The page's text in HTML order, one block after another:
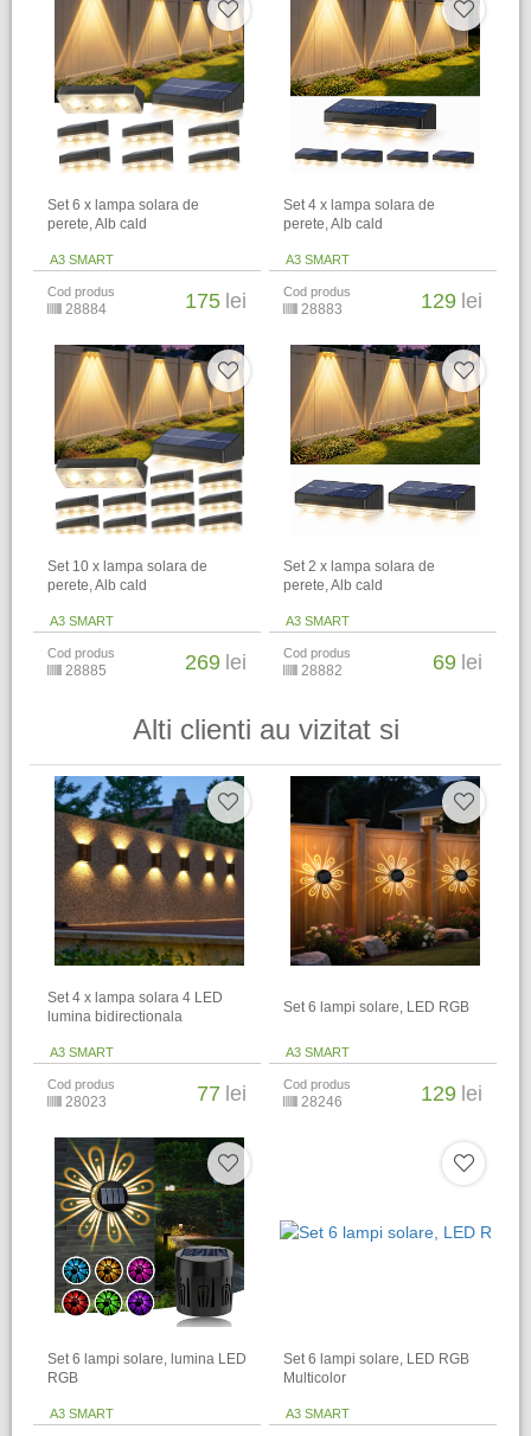
Set 6 x lampa solara de
perete, Alb cald
A3 SMART
Cod produs
28884 175 lei
Set 4 x lampa solara de
perete, Alb cald
A3 SMART
Cod produs
28883 129 lei
Set 10 x lampa solara de
perete, Alb cald
A3 SMART
Cod produs
28885 269 lei
Set 2 x lampa solara de
perete, Alb cald
A3 SMART
Cod produs
28882 69 lei
Alti clienti au vizitat si
Set 4 x lampa solara 4 LED
lumina bidirectionala
A3 SMART
Cod produs
28023 77 lei
Set 6 lampi solare, LED RGB
A3 SMART
Cod produs
28246 129 lei
Set 6 lampi solare, lumina LED
RGB
A3 SMART
Set 6 lampi solare, LED RGB
Multicolor
A3 SMART